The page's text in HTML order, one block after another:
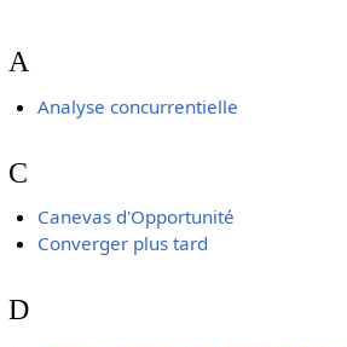
A
Analyse concurrentielle
C
Canevas d'Opportunité
Converger plus tard
D